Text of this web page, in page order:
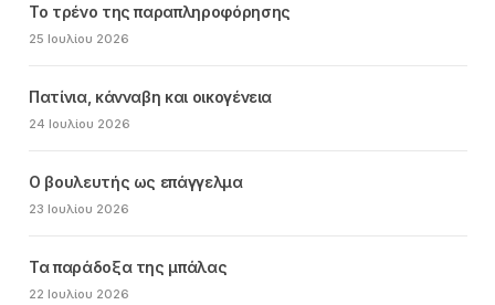
Το τρένο της παραπληροφόρησης
25 Ιουλίου 2026
Πατίνια, κάνναβη και οικογένεια
24 Ιουλίου 2026
Ο βουλευτής ως επάγγελμα
23 Ιουλίου 2026
Τα παράδοξα της μπάλας
22 Ιουλίου 2026